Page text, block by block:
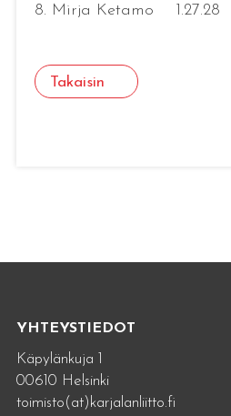
8. Mirja Ketamo 1.27.28
Takaisin
YHTEYSTIEDOT
Käpylänkuja 1
00610 Helsinki
toimisto(at)karjalanliitto.fi